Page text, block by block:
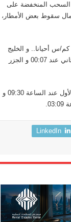
السحب المنخفضة على
سقوط بعض الأمطار،
وتوقعت الأرصاد أن تكون الريـاح: جنوبية شرقية – شمالية شرقية / 20 - 30 تصل إلى 42 كم/س أحيانا.. و الخليج
العربي يكون خفيفا إلى متوسط الموج .. ويحدث المد الأول عند الساعة 13:39 و المد الثاني عند 00:07 و الجزر
وفيما يتعلق ببحر عمان ، فمن المتوقع أن يكون خفيفاً إلى متوسط الموج. ويحدث المد الأول عند الساعة 09:30 و
LinkedIn